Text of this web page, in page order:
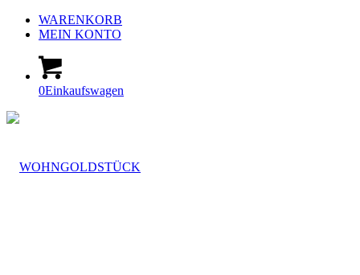
WARENKORB
MEIN KONTO
0Einkaufswagen